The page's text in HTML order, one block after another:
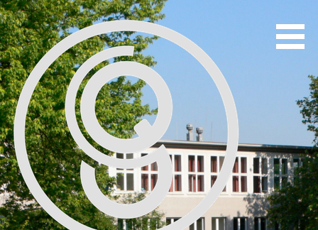
Zum
Inhalt
springen